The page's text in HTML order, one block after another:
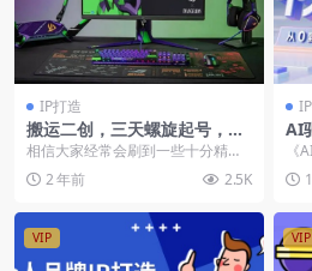
IP打造
搬运二创，三天螺旋起号，打
造一个日赚1k的壁纸IP号
相信大家经常会刷到一些十分精美
的壁纸的相关视频，殊不知，这里
面也蕴藏着一些赚钱的...
2 年前 2.5K
AI
0
回
《
动
3.0
VIP VIP